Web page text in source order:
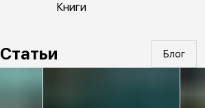
Книги
Статьи Блог